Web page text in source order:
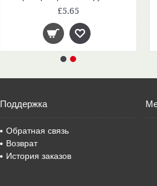
£5.65
Поддержка
Обратная связь
Возврат
История заказов